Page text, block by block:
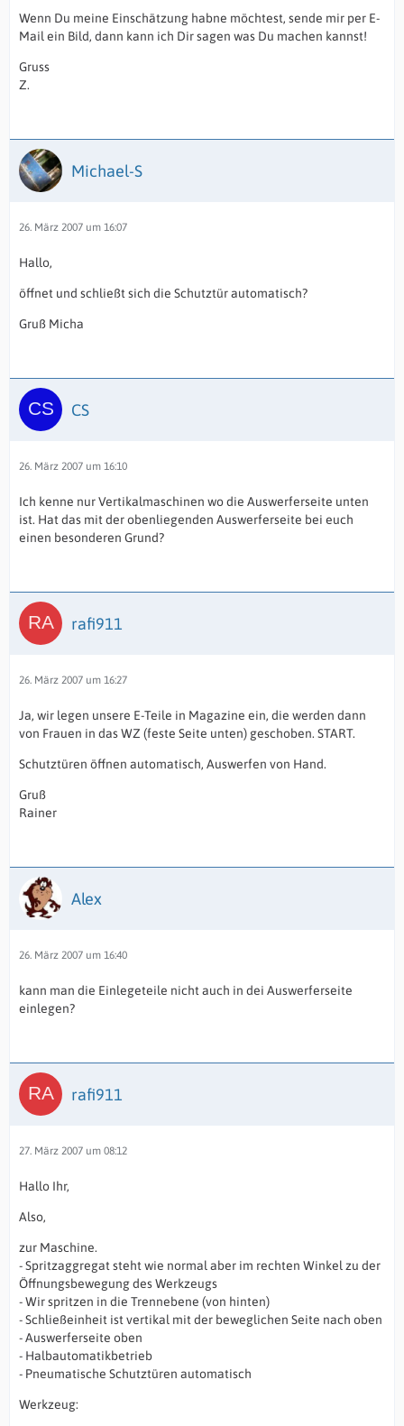
Wenn Du meine Einschätzung habne möchtest, sende mir per E-
Mail ein Bild, dann kann ich Dir sagen was Du machen kannst!
Gruss
Z.
Michael-S
26. März 2007 um 16:07
Hallo,
öffnet und schließt sich die Schutztür automatisch?
Gruß Micha
CS
26. März 2007 um 16:10
Ich kenne nur Vertikalmaschinen wo die Auswerferseite unten
ist. Hat das mit der obenliegenden Auswerferseite bei euch
einen besonderen Grund?
rafi911
26. März 2007 um 16:27
Ja, wir legen unsere E-Teile in Magazine ein, die werden dann
von Frauen in das WZ (feste Seite unten) geschoben. START.
Schutztüren öffnen automatisch, Auswerfen von Hand.
Gruß
Rainer
Alex
26. März 2007 um 16:40
kann man die Einlegeteile nicht auch in dei Auswerferseite
einlegen?
rafi911
27. März 2007 um 08:12
Hallo Ihr,
Also,
zur Maschine.
- Spritzaggregat steht wie normal aber im rechten Winkel zu der
Öffnungsbewegung des Werkzeugs
- Wir spritzen in die Trennebene (von hinten)
- Schließeinheit ist vertikal mit der beweglichen Seite nach oben
- Auswerferseite oben
- Halbautomatikbetrieb
- Pneumatische Schutztüren automatisch
Werkzeug: